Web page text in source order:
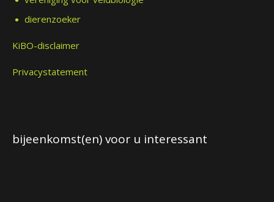
dierenzoeker
KiBO-disclaimer
Privacystatement
bijeenkomst(en) voor u interessant